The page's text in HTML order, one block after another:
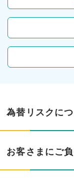
為替リスクに
お客さまにご